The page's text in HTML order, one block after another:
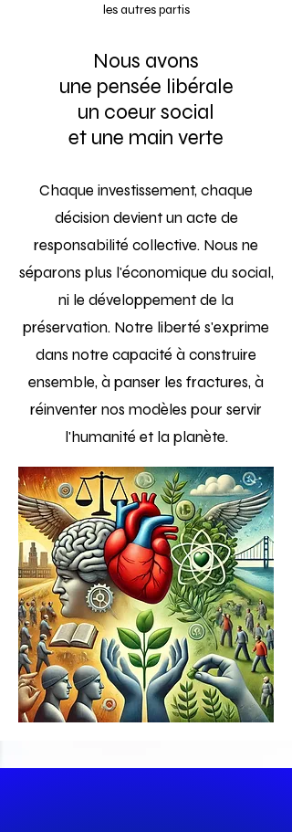
les autres partis
Nous avons
une pensée libérale
un coeur social
et une main verte
Chaque investissement, chaque
décision devient un acte de
responsabilité collective. Nous ne
séparons plus l'économique du social,
ni le développement de la
préservation. Notre liberté s'exprime
dans notre capacité à construire
ensemble, à panser les fractures, à
réinventer nos modèles pour servir
l'humanité et la planète.